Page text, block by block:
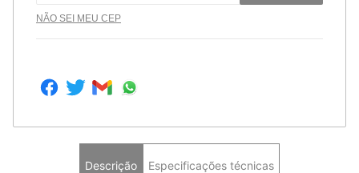
NÃO SEI MEU CEP
Descrição Especificações técnicas